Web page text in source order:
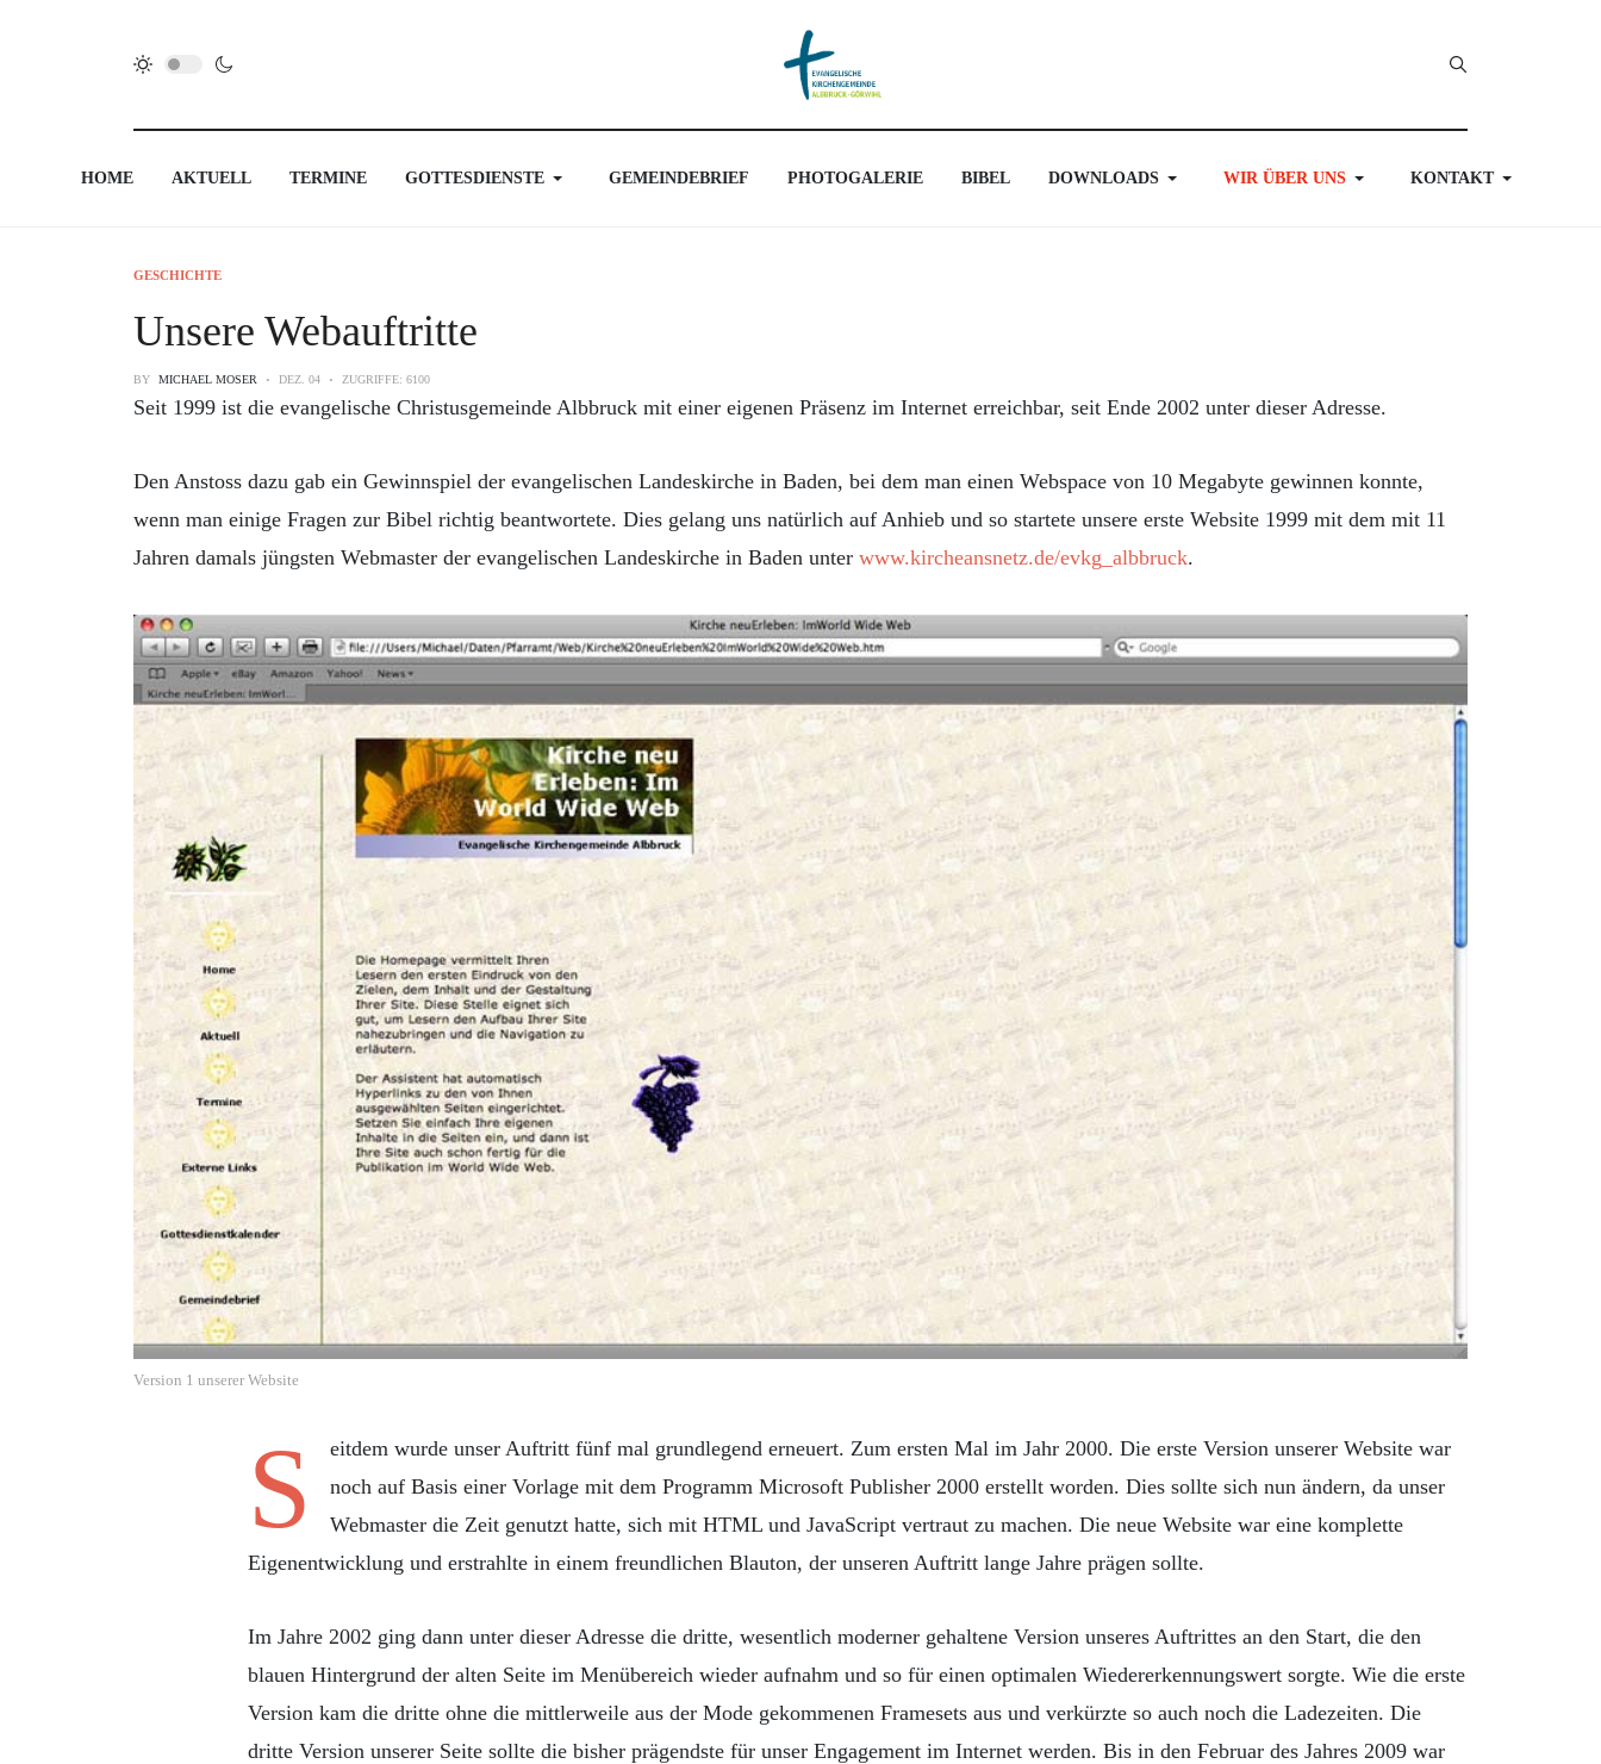
HOME AKTUELL TERMINE GOTTESDIENSTE GEMEINDEBRIEF PHOTOGALERIE BIBEL DOWNLOADS WIR ÜBER UNS KONTAKT
GESCHICHTE
Unsere Webauftritte
BY MICHAEL MOSER DEZ. 04 ZUGRIFFE: 6100
Seit 1999 ist die evangelische Christusgemeinde Albbruck mit einer eigenen Präsenz im Internet erreichbar, seit Ende 2002 unter dieser Adresse.
Den Anstoss dazu gab ein Gewinnspiel der evangelischen Landeskirche in Baden, bei dem man einen Webspace von 10 Megabyte gewinnen konnte,
wenn man einige Fragen zur Bibel richtig beantwortete. Dies gelang uns natürlich auf Anhieb und so startete unsere erste Website 1999 mit dem mit 11
Jahren damals jüngsten Webmaster der evangelischen Landeskirche in Baden unter www.kircheansnetz.de/evkg_albbruck.
Version 1 unserer Website
S
eitdem wurde unser Auftritt fünf mal grundlegend erneuert. Zum ersten Mal im Jahr 2000. Die erste Version unserer Website war
noch auf Basis einer Vorlage mit dem Programm Microsoft Publisher 2000 erstellt worden. Dies sollte sich nun ändern, da unser
Webmaster die Zeit genutzt hatte, sich mit HTML und JavaScript vertraut zu machen. Die neue Website war eine komplette
Eigenentwicklung und erstrahlte in einem freundlichen Blauton, der unseren Auftritt lange Jahre prägen sollte.
Im Jahre 2002 ging dann unter dieser Adresse die dritte, wesentlich moderner gehaltene Version unseres Auftrittes an den Start, die den
blauen Hintergrund der alten Seite im Menübereich wieder aufnahm und so für einen optimalen Wiedererkennungswert sorgte. Wie die erste
Version kam die dritte ohne die mittlerweile aus der Mode gekommenen Framesets aus und verkürzte so auch noch die Ladezeiten. Die
dritte Version unserer Seite sollte die bisher prägendste für unser Engagement im Internet werden. Bis in den Februar des Jahres 2009 war